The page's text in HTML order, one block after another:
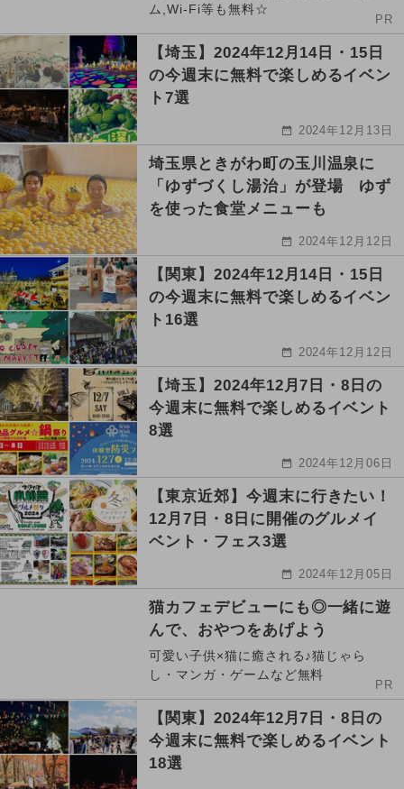
ム,Wi-Fi等も無料☆
PR
【埼玉】2024年12月14日・15日
の今週末に無料で楽しめるイベン
ト7選
2024年12月13日
埼玉県ときがわ町の玉川温泉に
「ゆずづくし湯治」が登場 ゆず
を使った食堂メニューも
2024年12月12日
【関東】2024年12月14日・15日
の今週末に無料で楽しめるイベン
ト16選
2024年12月12日
【埼玉】2024年12月7日・8日の
今週末に無料で楽しめるイベント
8選
2024年12月06日
【東京近郊】今週末に行きたい！
12月7日・8日に開催のグルメイ
ベント・フェス3選
2024年12月05日
猫カフェデビューにも◎一緒に遊
んで、おやつをあげよう
可愛い子供×猫に癒される♪猫じゃら
し・マンガ・ゲームなど無料
PR
【関東】2024年12月7日・8日の
今週末に無料で楽しめるイベント
18選